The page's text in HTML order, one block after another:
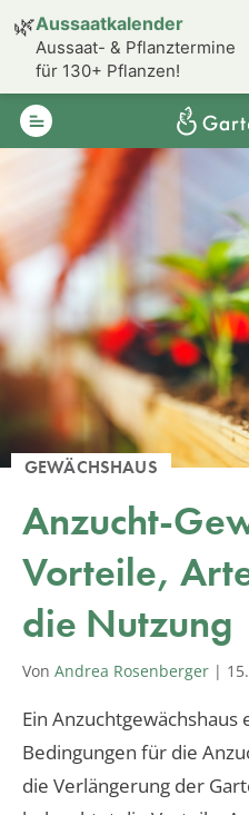
GEWÄCHSHAUS
Anzucht-
Vorteile,
die Nutzung
Von Andrea Rosenberger |
Ein
Bedingungen für die
die Verlängerung der
🌿Aussaatkalender
Aussaat- & Pflanztermine
für 130+ Pflanzen!